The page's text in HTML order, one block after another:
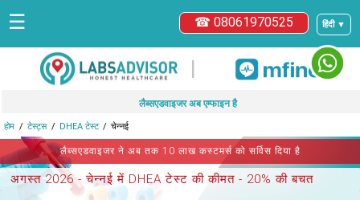
हिंदी ▼
☎ 08061970525
☰
|
लैब्सएडवाइजर अब एम्फाइन है
होम टेस्ट्स DHEA टेस्ट चेन्नई
लैब्सएडवाइजर ने अब तक 10 लाख कस्टमर्स को सर्विस दिया है
अगस्त 2026 -चेन्नई में DHEA टेस्ट की कीमत - 20% की बचत